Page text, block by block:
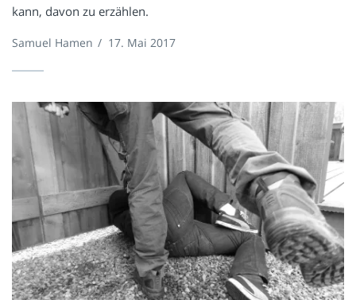
kann, davon zu erzählen.
Samuel Hamen / 17. Mai 2017